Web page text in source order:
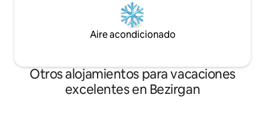
Aire acondicionado
Otros alojamientos para vacaciones
excelentes en Bezirgan